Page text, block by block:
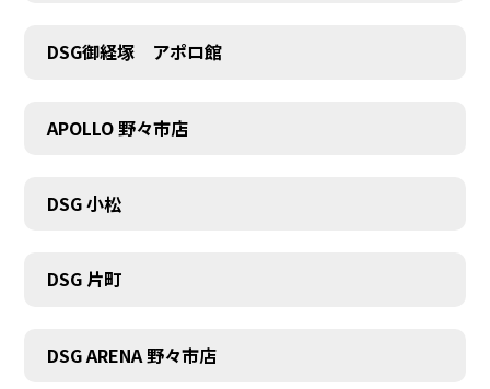
COMPANY
DSG御経塚 アポロ館
APOLLO 野々市店
DSG 小松
DSG 片町
DSG ARENA 野々市店